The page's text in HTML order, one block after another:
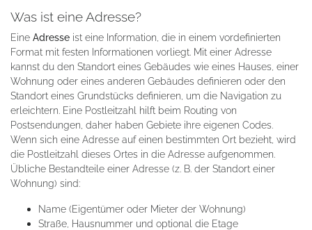
Was ist eine Adresse?
Eine Adresse ist eine Information, die in einem vordefinierten
Format mit festen Informationen vorliegt. Mit einer Adresse
kannst du den Standort eines Gebäudes wie eines Hauses, einer
Wohnung oder eines anderen Gebäudes definieren oder den
Standort eines Grundstücks definieren, um die Navigation zu
erleichtern. Eine Postleitzahl hilft beim Routing von
Postsendungen, daher haben Gebiete ihre eigenen Codes.
Wenn sich eine Adresse auf einen bestimmten Ort bezieht, wird
die Postleitzahl dieses Ortes in die Adresse aufgenommen.
Übliche Bestandteile einer Adresse (z. B. der Standort einer
Wohnung) sind:
Name (Eigentümer oder Mieter der Wohnung)
Straße, Hausnummer und optional die Etage